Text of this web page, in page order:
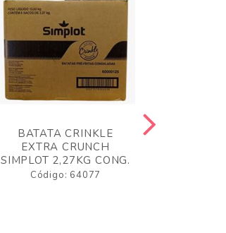
BATATA CRINKLE
EXTRA CRUNCH
SIMPLOT 2,27KG CONG.
Código: 64077